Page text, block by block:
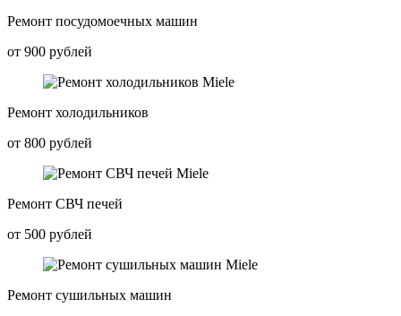
Ремонт посудомоечных машин
от 900 рублей
Ремонт холодильников
от 800 рублей
Ремонт СВЧ печей
от 500 рублей
Ремонт сушильных машин